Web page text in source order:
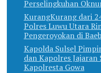
Perselingkuhan
KurangKurang dari
Polres Luwu Utara
Pengeroyokan di
Kapolda Sulsel
dan Kapolres
Kapolresta Gowa